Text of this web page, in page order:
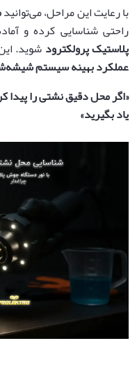
با رعایت این مراحل، می‌توانید
راحتی شناسایی کرده و
پلاستیک پرولکترودشوید.
عملکرد بهینه سیستم
«اگر محل دقیق نشتی را پیدا
یاد بگیرید»